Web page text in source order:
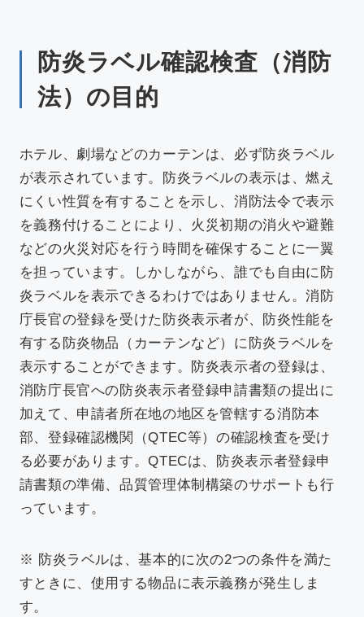
防炎ラベル確認検査（消防
法）の目的
ホテル、劇場などのカーテンは、必ず防炎ラベル
が表示されています。防炎ラベルの表示は、燃え
にくい性質を有することを示し、消防法令で表示
を義務付けることにより、火災初期の消火や避難
などの火災対応を行う時間を確保することに一翼
を担っています。しかしながら、誰でも自由に防
炎ラベルを表示できるわけではありません。消防
庁長官の登録を受けた防炎表示者が、防炎性能を
有する防炎物品（カーテンなど）に防炎ラベルを
表示することができます。防炎表示者の登録は、
消防庁長官への防炎表示者登録申請書類の提出に
加えて、申請者所在地の地区を管轄する消防本
部、登録確認機関（QTEC等）の確認検査を受け
る必要があります。QTECは、防炎表示者登録申
請書類の準備、品質管理体制構築のサポートも行
っています。
※ 防炎ラベルは、基本的に次の2つの条件を満た
すときに、使用する物品に表示義務が発生しま
す。